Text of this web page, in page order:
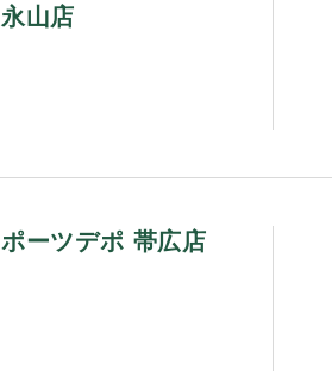
山店
ーツデポ 帯広店